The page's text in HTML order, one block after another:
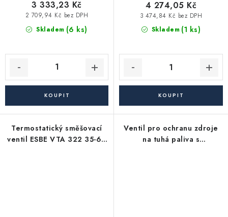
Skladem (6 ks)
2 709,94 Kč bez DPH
3 333,23 Kč
Skladem (1 ks)
3 474,84 Kč bez DPH
4 274,05 Kč
Termostatický směšovací
ventil ESBE VTA 322 35-60
Ventil pro ochranu zdroje
na tuhá paliva s